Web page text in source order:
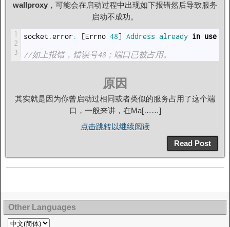
wallproxy ，可能会在启动过程中出现如下报错然后导致服务
启动不成功。
1
2
3
socket error: [Errno 48] Address already in use
//如上报错，错误号48；端口已被占用。
原因
其实就是因为你曾启动过相同或者类似的服务占用了这个端
口，一般来讲，在Ma[……]
点击跳转以继续阅读
Read Post
Other Languages